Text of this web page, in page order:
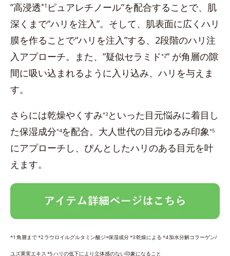
”高浸透*1 ピュアレチノール”を配合することで、肌
深くまで“ハリを注入”。そして、肌表面に広くハリ
膜を作ることで“ハリを注入”する、2段階のハリ注
入アプローチ。また、”疑似セラミド*2” が角層の隙
間に吸い込まれるように入り込み、ハリを与えま
す。
さらには乾燥やくすみ*3 といった目元悩みに着目し
た保湿成分*4を配合。大人世代の目元ゆるみ印象 *5
にアプローチし、ぴんとしたハリのある目元を叶
えます。
*1 角層まで *2 ラウロイルグルタミン酸ジ=保湿成分 *3 乾燥による *4 加水分解コラーゲン/
ユズ果実エキス *5 ハリの低下により立体感のない印象になること